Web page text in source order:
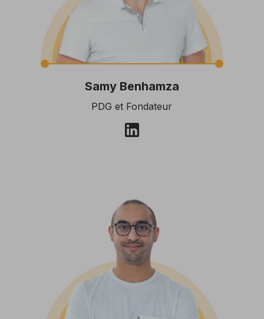
Samy Benhamza
PDG et Fondateur